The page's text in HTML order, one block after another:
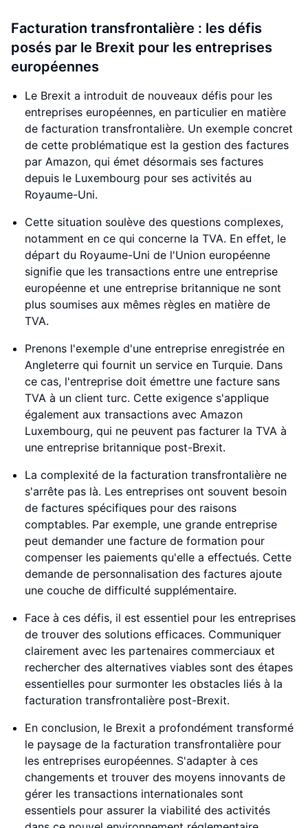
Facturation transfrontalière : les défis
posés par le Brexit pour les entreprises
européennes
Le Brexit a introduit de nouveaux défis pour les
entreprises européennes, en particulier en matière
de facturation transfrontalière. Un exemple concret
de cette problématique est la gestion des factures
par Amazon, qui émet désormais ses factures
depuis le Luxembourg pour ses activités au
Royaume-Uni.
Cette situation soulève des questions complexes,
notamment en ce qui concerne la TVA. En effet, le
départ du Royaume-Uni de l'Union européenne
signifie que les transactions entre une entreprise
européenne et une entreprise britannique ne sont
plus soumises aux mêmes règles en matière de
TVA.
Prenons l'exemple d'une entreprise enregistrée en
Angleterre qui fournit un service en Turquie. Dans
ce cas, l'entreprise doit émettre une facture sans
TVA à un client turc. Cette exigence s'applique
également aux transactions avec Amazon
Luxembourg, qui ne peuvent pas facturer la TVA à
une entreprise britannique post-Brexit.
La complexité de la facturation transfrontalière ne
s'arrête pas là. Les entreprises ont souvent besoin
de factures spécifiques pour des raisons
comptables. Par exemple, une grande entreprise
peut demander une facture de formation pour
compenser les paiements qu'elle a effectués. Cette
demande de personnalisation des factures ajoute
une couche de difficulté supplémentaire.
Face à ces défis, il est essentiel pour les entreprises
de trouver des solutions efficaces. Communiquer
clairement avec les partenaires commerciaux et
rechercher des alternatives viables sont des étapes
essentielles pour surmonter les obstacles liés à la
facturation transfrontalière post-Brexit.
En conclusion, le Brexit a profondément transformé
le paysage de la facturation transfrontalière pour
les entreprises européennes. S'adapter à ces
changements et trouver des moyens innovants de
gérer les transactions internationales sont
essentiels pour assurer la viabilité des activités